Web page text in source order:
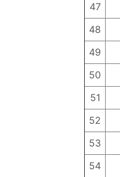
47
48
49
50
51
52
53
54